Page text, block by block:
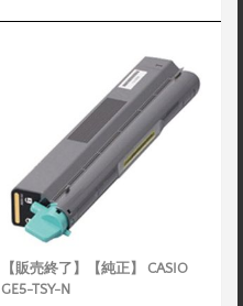
【販売終了】【純正】 CASIO
GE5-TSY-N